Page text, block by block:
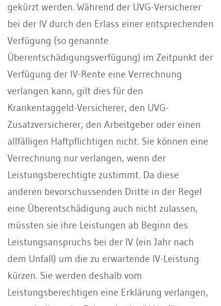
gekürzt werden. Während der UVG-Versicherer
bei der IV durch den Erlass einer entsprechenden
Verfügung (so genannte
Überentschädigungsverfügung) im Zeitpunkt der
Verfügung der IV-Rente eine Verrechnung
verlangen kann, gilt dies für den
Krankentaggeld-Versicherer, den UVG-
Zusatzversicherer, den Arbeitgeber oder einen
allfälligen Haftpflichtigen nicht. Sie können eine
Verrechnung nur verlangen, wenn der
Leistungsberechtigte zustimmt. Da diese
anderen bevorschussenden Dritte in der Regel
eine Überentschädigung auch nicht zulassen,
müssten sie ihre Leistungen ab Beginn des
Leistungsanspruchs bei der IV (ein Jahr nach
dem Unfall) um die zu erwartende IV-Leistung
kürzen. Sie werden deshalb vom
Leistungsberechtigen eine Erklärung verlangen,